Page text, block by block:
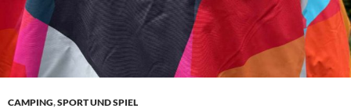
CAMPING,SPORT UND SPIEL